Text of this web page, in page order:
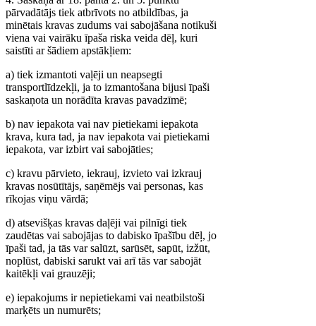
pārvadātājs tiek atbrīvots no atbildības, ja
minētais kravas zudums vai sabojāšana notikuši
viena vai vairāku īpaša riska veida dēļ, kuri
saistīti ar šādiem apstākļiem:
a) tiek izmantoti vaļēji un neapsegti
transportlīdzekļi, ja to izmantošana bijusi īpaši
saskaņota un norādīta kravas pavadzīmē;
b) nav iepakota vai nav pietiekami iepakota
krava, kura tad, ja nav iepakota vai pietiekami
iepakota, var izbirt vai sabojāties;
c) kravu pārvieto, iekrauj, izvieto vai izkrauj
kravas nosūtītājs, saņēmējs vai personas, kas
rīkojas viņu vārdā;
d) atsevišķas kravas daļēji vai pilnīgi tiek
zaudētas vai sabojājas to dabisko īpašību dēļ, jo
īpaši tad, ja tās var salūzt, sarūsēt, sapūt, izžūt,
noplūst, dabiski sarukt vai arī tās var sabojāt
kaitēkļi vai grauzēji;
e) iepakojums ir nepietiekami vai neatbilstoši
marķēts un numurēts;